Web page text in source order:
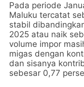
Pada periode
Maluku tercatat
stabil
2025 atau naik
volume impor
migas dengan
dan sisanya
sebesar 0,77